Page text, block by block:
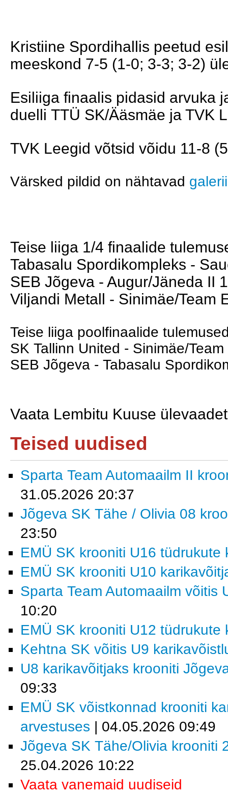
Kristiine Spordihallis peetud
meeskond 7-5 (1-0; 3-3; 3-2)
Esiliiga finaalis pidasid arvuka
duelli TTÜ SK/Ääsmäe ja TVK
TVK Leegid võtsid võidu 11-8
Värsked pildid on nähtavad
Teise liiga 1/4 finaalide
Tabasalu Spordikompleks -
SEB Jõgeva - Augur/Jäneda II
Viljandi Metall - Sinimäe/Team
Teise liiga poolfinaalide
SK Tallinn United - Sinimäe/
SEB Jõgeva - Tabasalu
Vaata Lembitu Kuuse
Teised uudised
Sparta Team Automaailm II
31.05.2026 20:37
Jõgeva SK Tähe / Olivia 08
23:50
EMÜ SK krooniti U16 tüdrukute
EMÜ SK krooniti U10
Sparta Team Automaailm võitis
10:20
EMÜ SK krooniti U12 tüdrukute
Kehtna SK võitis U9
U8 karikavõitjaks krooniti
09:33
EMÜ SK võistkonnad krooniti
arvestuses | 04.05.2026 09:49
Jõgeva SK Tähe/Olivia krooniti
25.04.2026 10:22
Vaata vanemaid uudiseid